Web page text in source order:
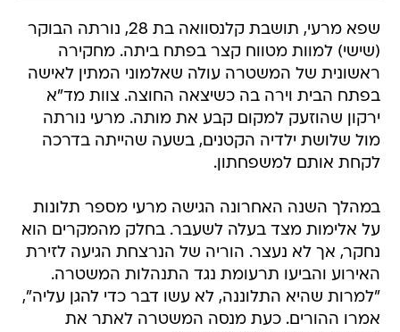
שפא מרעי, תושבת קלנסוואה בת 28, נורתה הבוקר
(שישי) למוות מטווח קצר בפתח ביתה. מחקירה
ראשונית של המשטרה עולה שאלמוני המתין לאישה
בפתח הבית וירה בה כשיצאה החוצה. צוות מד"א
ירקון שהוזעק למקום קבע את מותה. מרעי נורתה
מול שלושת ילדיה הקטנים, בשעה שהייתה בדרכה
לקחת אותם למשפחתון.
במהלך השנה האחרונה הגישה מרעי מספר תלונות
על אלימות מצד בעלה לשעבר. בחלק מהמקרים הוא
נחקר, אך לא נעצר. הוריה של הנרצחת הגיעה לזירת
האירוע והביעו תרעומת נגד התנהלות המשטרה.
"למרות שהיא התלוננה, לא עשו דבר כדי להגן עליה",
אמרו ההורים. כעת מנסה המשטרה לאתר את